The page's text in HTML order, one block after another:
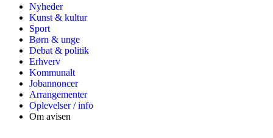
Nyheder
Kunst & kultur
Sport
Børn & unge
Debat & politik
Erhverv
Kommunalt
Jobannoncer
Arrangementer
Oplevelser / info
Om avisen